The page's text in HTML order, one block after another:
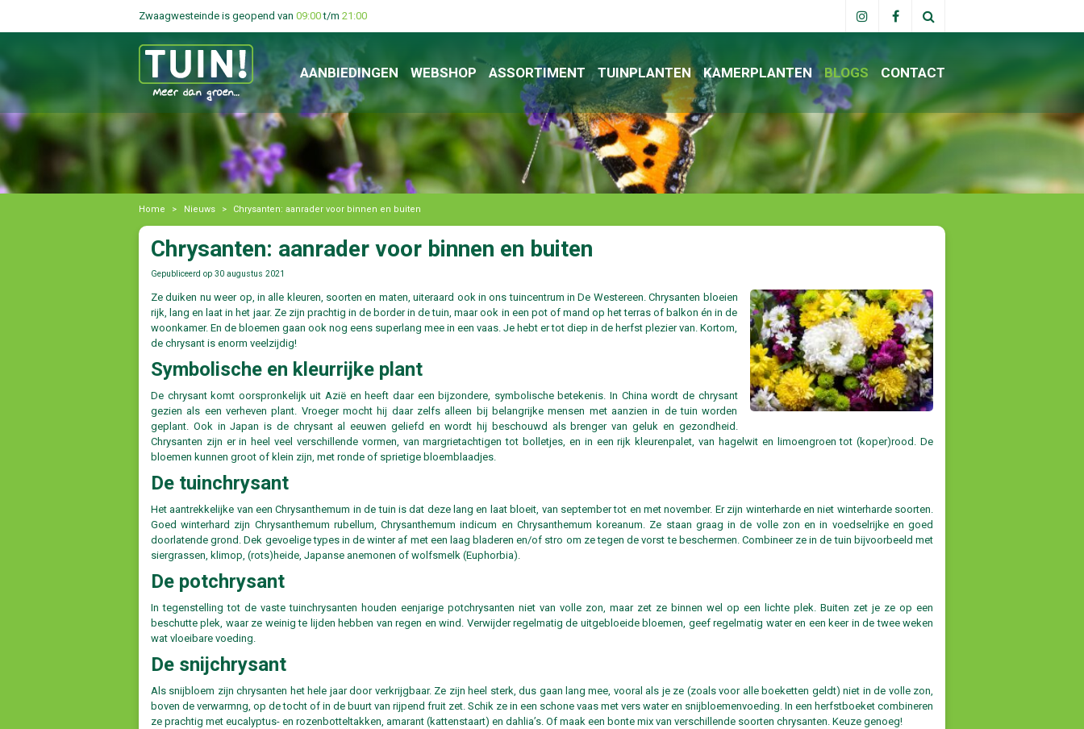
Home > Nieuws > Chrysanten: aanrader voor binnen en buiten
Zwaagwesteinde is geopend van 09:00t/m 21:00
AANBIEDINGEN WEBSHOP ASSORTIMENT TUINPLANTEN KAMERPLANTEN BLOGS CONTACT
Chrysanten: aanrader voor binnen en buiten
Gepubliceerd op 30 augustus 2021
Ze duiken nu weer op, in alle kleuren, soorten en maten, uiteraard ook in ons tuincentrum in De Westereen. Chrysanten bloeien
rijk, lang en laat in het jaar. Ze zijn prachtig in de border in de tuin, maar ook in een pot of mand op het terras of balkon én in de
woonkamer. En de bloemen gaan ook nog eens superlang mee in een vaas. Je hebt er tot diep in de herfst plezier van. Kortom,
de chrysant is enorm veelzijdig!
Symbolische en kleurrijke plant
De chrysant komt oorspronkelijk uit Azië en heeft daar een bijzondere, symbolische betekenis. In China wordt de chrysant
gezien als een verheven plant. Vroeger mocht hij daar zelfs alleen bij belangrijke mensen met aanzien in de tuin worden
geplant. Ook in Japan is de chrysant al eeuwen geliefd en wordt hij beschouwd als brenger van geluk en gezondheid.
Chrysanten zijn er in heel veel verschillende vormen, van margrietachtigen tot bolletjes, en in een rijk kleurenpalet, van hagelwit en limoengroen tot (koper)rood. De
bloemen kunnen groot of klein zijn, met ronde of sprietige bloemblaadjes.
De tuinchrysant
Het aantrekkelijke van een Chrysanthemum in de tuin is dat deze lang en laat bloeit, van september tot en met november. Er zijn winterharde en niet winterharde soorten.
Goed winterhard zijn Chrysanthemum rubellum, Chrysanthemum indicum en Chrysanthemum koreanum. Ze staan graag in de volle zon en in voedselrijke en goed
doorlatende grond. Dek gevoelige types in de winter af met een laag bladeren en/of stro om ze tegen de vorst te beschermen. Combineer ze in de tuin bijvoorbeeld met
siergrassen, klimop, (rots)heide, Japanse anemonen of wolfsmelk (Euphorbia).
De potchrysant
In tegenstelling tot de vaste tuinchrysanten houden eenjarige potchrysanten niet van volle zon, maar zet ze binnen wel op een lichte plek. Buiten zet je ze op een
beschutte plek, waar ze weinig te lijden hebben van regen en wind. Verwijder regelmatig de uitgebloeide bloemen, geef regelmatig water en een keer in de twee weken
wat vloeibare voeding.
De snijchrysant
Als snijbloem zijn chrysanten het hele jaar door verkrijgbaar. Ze zijn heel sterk, dus gaan lang mee, vooral als je ze (zoals voor alle boeketten geldt) niet in de volle zon,
boven de verwarmng, op de tocht of in de buurt van rijpend fruit zet. Schik ze in een schone vaas met vers water en snijbloemenvoeding. In een herfstboeket combineren
ze prachtig met eucalyptus- en rozenbotteltakken, amarant (kattenstaart) en dahlia’s. Of maak een bonte mix van verschillende soorten chrysanten. Keuze genoeg!